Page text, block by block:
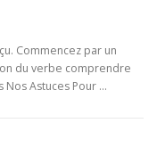
Commencez par un
du verbe comprendre
Nos Astuces Pour …